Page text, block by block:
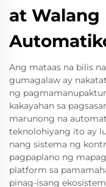
at Walang
Ang mataas na bilis
gumagalaw ay
ng
kakayahan sa
marunong na
teknolohiyang ito ay
nang sistema ng
pagpaplano ng
platform sa
pinag-isang